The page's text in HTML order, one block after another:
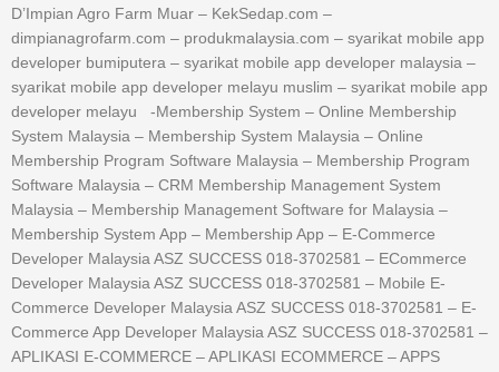
D’Impian Agro Farm Muar – KekSedap.com –
dimpianagrofarm.com – produkmalaysia.com – syarikat mobile app
developer bumiputera – syarikat mobile app developer malaysia –
syarikat mobile app developer melayu muslim – syarikat mobile app
developer melayu -Membership System – Online Membership
System Malaysia – Membership System Malaysia – Online
Membership Program Software Malaysia – Membership Program
Software Malaysia – CRM Membership Management System
Malaysia – Membership Management Software for Malaysia –
Membership System App – Membership App – E-Commerce
Developer Malaysia ASZ SUCCESS 018-3702581 – ECommerce
Developer Malaysia ASZ SUCCESS 018-3702581 – Mobile E-
Commerce Developer Malaysia ASZ SUCCESS 018-3702581 – E-
Commerce App Developer Malaysia ASZ SUCCESS 018-3702581 –
APLIKASI E-COMMERCE – APLIKASI ECOMMERCE – APPS